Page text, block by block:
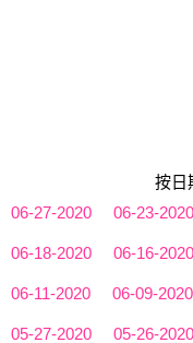
按日
06-27-2020
06-23-2020
06-18-2020 06-16-2020
06-11-2020 06-09-2020
05-27-2020 05-26-2020